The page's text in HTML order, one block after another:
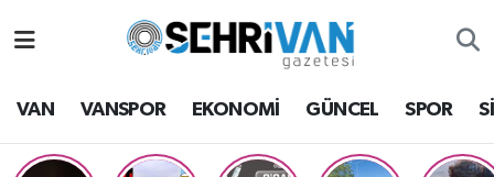
VAN VANSPOR EKONOMİ GÜNCEL SPOR
Van Hava Durumu